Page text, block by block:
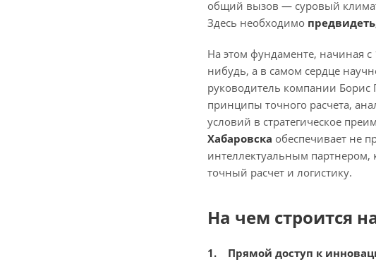
общий вызов — суровый
Здесь необходимо
На этом фундаменте, начиная с
нибудь, а в самом сердце
руководитель компании Борис
принципы точного расчета,
условий в стратегическое
Хабаровска обеспечивает не
интеллектуальным партнером,
точный расчет и логистику.
На чем строится
1. Прямой доступ к